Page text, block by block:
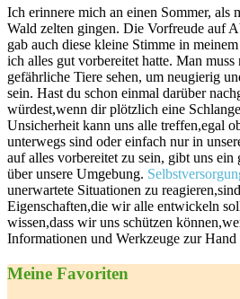
Ich erinnere mich an⁢ einen Sommer, als​
Wald zelten gingen. Die‌ Vorfreude auf
gab auch diese kleine Stimme ⁣in
ich alles⁤ gut vorbereitet hatte. Man
gefährliche ⁣Tiere ‌sehen, um neugierig
sein. Hast du schon einmal darüber
würdest,wenn dir plötzlich eine
Unsicherheit‍ kann uns alle treffen,egal
unterwegs sind oder ‌einfach nur in
‌auf alles vorbereitet ‍zu sein, gibt ​uns
über unsere Umgebung.
unerwartete ⁢Situationen zu
Eigenschaften,die wir‌ alle entwickeln
wissen,dass wir uns schützen
Informationen und ⁣Werkzeuge zur ‍Hand
Meine Favoriten